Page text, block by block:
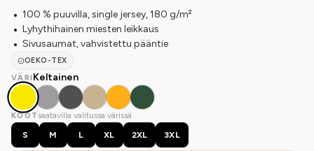
100 % puuvilla, single jersey, 180 g/m²
Lyhythihainen miesten leikkaus
Sivusaumat, vahvistettu pääntie
OEKO-TEX
VÄRI Keltainen
KOOT saatavilla valitussa värissä
S
M L XL 2XL 3XL